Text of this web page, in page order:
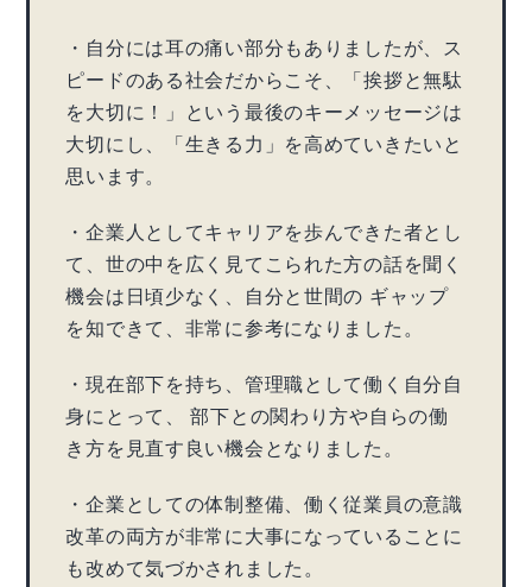
・自分には耳の痛い部分もありましたが、ス
ピードのある社会だからこそ、「挨拶と無駄
を大切に！」という最後のキーメッセージは
大切にし、「生きる力」を高めていきたいと
思います。
・企業人としてキャリアを歩んできた者とし
て、世の中を広く見てこられた方の話を聞く
機会は日頃少なく、自分と世間の ギャップ
を知できて、非常に参考になりました。
・現在部下を持ち、管理職として働く自分自
身にとって、 部下との関わり方や自らの働
き方を見直す良い機会となりました。
・企業としての体制整備、働く従業員の意識
改革の両方が非常に大事になっていることに
も改めて気づかされました。